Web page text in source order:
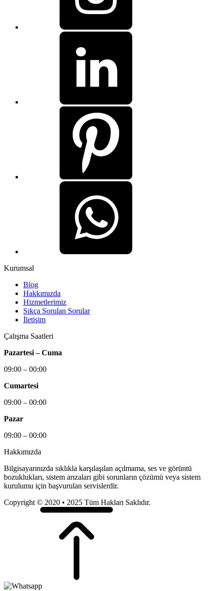
Kurumsal
Blog
Hakkımızda
Hizmetlerimiz
Sıkça Sorulan Sorular
İletişim
Çalışma Saatleri
Pazartesi – Cuma
09:00 – 00:00
Cumartesi
09:00 – 00:00
Pazar
09:00 – 00:00
Hakkımızda
Bilgisayarınızda sıklıkla karşılaşılan açılmama, ses ve görüntü
bozuklukları, sistem arızaları gibi sorunların çözümü veya sistem
kurulumu için başvurulan servislerdir.
Copyright © 2020 • 2025 Tüm Hakları Saklıdır.